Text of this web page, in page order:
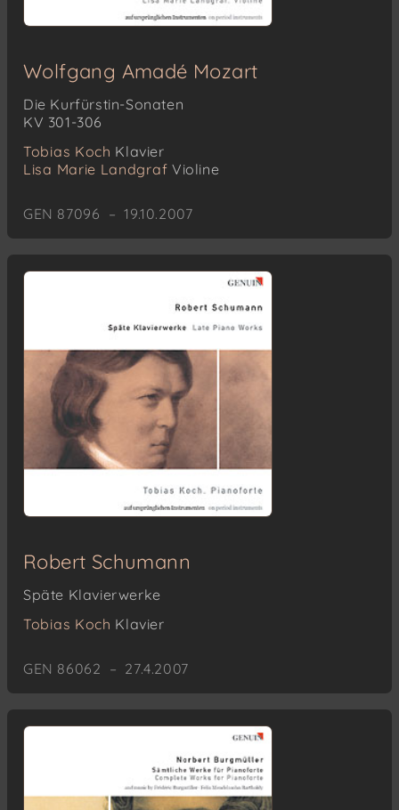
Wolfgang Amadé Mozart
Die Kurfürstin-Sonaten
KV 301-306
Tobias Koch Klavier
Lisa Marie Landgraf Violine
GEN 87096 – 19.10.2007
Robert Schumann
Späte Klavierwerke
Tobias Koch Klavier
GEN 86062 – 27.4.2007